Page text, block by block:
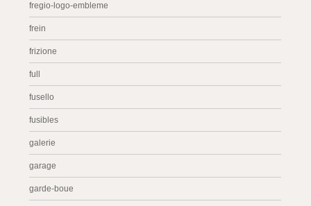
fregio-logo-embleme
frein
frizione
full
fusello
fusibles
galerie
garage
garde-boue